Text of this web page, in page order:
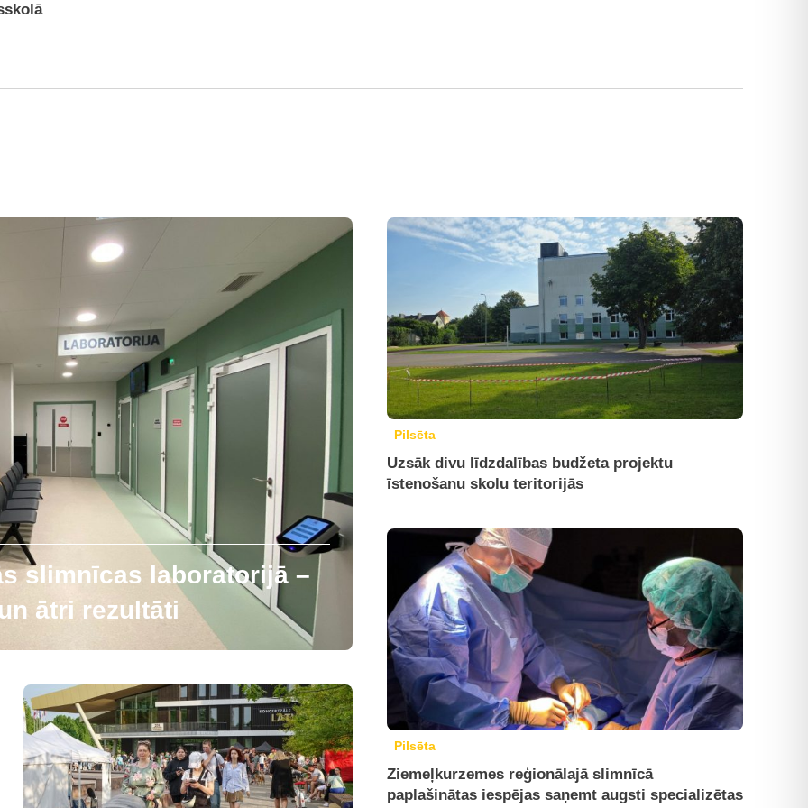
slimnīcas laboratorijā –
ātri rezultāti
Pilsēta
Uzsāk divu līdzdalības budžeta projektu
īstenošanu skolu teritorijās
Pilsēta
Ziemeļkurzemes reģionālajā slimnīcā
paplašinātas iespējas saņemt augsti specializētas